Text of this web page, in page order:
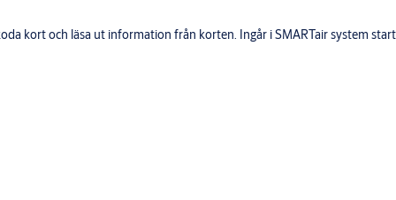
kort och läsa ut information från korten. Ingår i SMARTair system